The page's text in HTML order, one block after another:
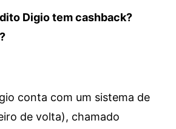
Digio tem cashback?
conta com um sistema de
de volta), chamado